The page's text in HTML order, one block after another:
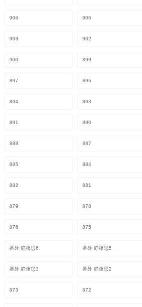
906 905
903 902
900 899
897 896
894 893
891 890
888 887
885 884
882 881
879 878
876 875
番外 静夜思6 番外 静夜思5
番外 静夜思3 番外 静夜思2
873 872